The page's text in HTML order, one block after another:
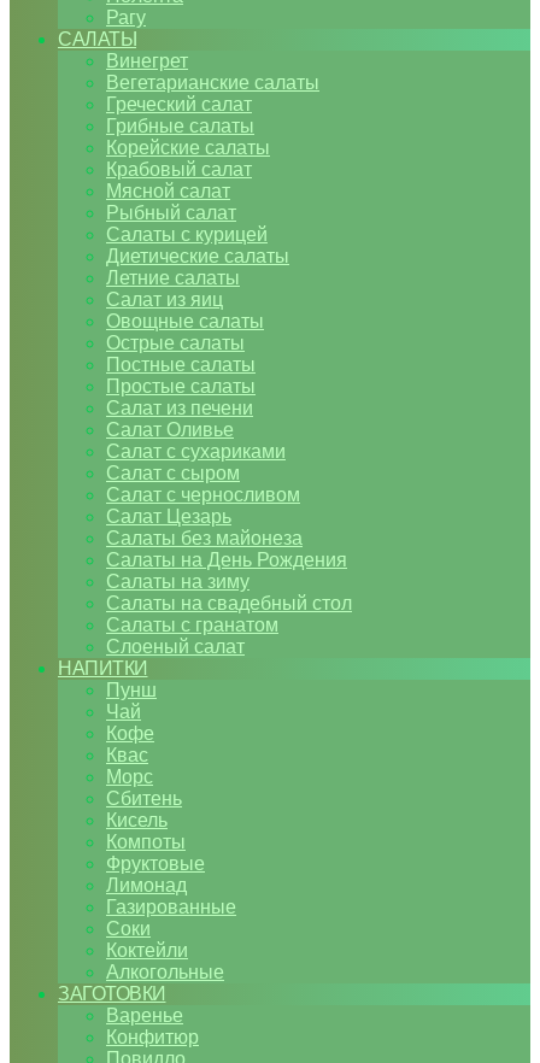
Рагу
САЛАТЫ
Винегрет
Вегетарианские салаты
Греческий салат
Грибные салаты
Корейские салаты
Крабовый салат
Мясной салат
Рыбный салат
Салаты с курицей
Диетические салаты
Летние салаты
Салат из яиц
Овощные салаты
Острые салаты
Постные салаты
Простые салаты
Салат из печени
Салат Оливье
Салат с сухариками
Салат с сыром
Салат с черносливом
Салат Цезарь
Салаты без майонеза
Салаты на День Рождения
Салаты на зиму
Салаты на свадебный стол
Салаты с гранатом
Слоеный салат
НАПИТКИ
Пунш
Чай
Кофе
Квас
Морс
Сбитень
Кисель
Компоты
Фруктовые
Лимонад
Газированные
Соки
Коктейли
Алкогольные
ЗАГОТОВКИ
Варенье
Конфитюр
Повидло